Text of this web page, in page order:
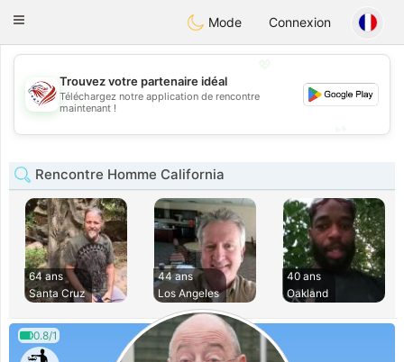
StatesDating
Toggle
Mode Connexion
💖
💕
Trouvez votre partenaire idéal
Téléchargez notre application de rencontre
maintenant !
Rencontre Homme California
64 ans
Santa Cruz
44 ans
Los Angeles
40 ans
Oakland
0.8/1